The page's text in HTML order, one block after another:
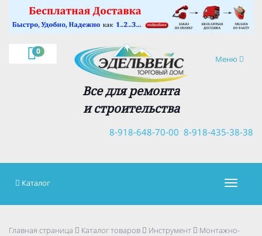
0
Навигация
Меню
Все для ремонта
и строительства
8-918-435-38-38
8-918-648-70-00
×
Каталог
Главная страница Каталог товаров Инструмент
Монтажно-